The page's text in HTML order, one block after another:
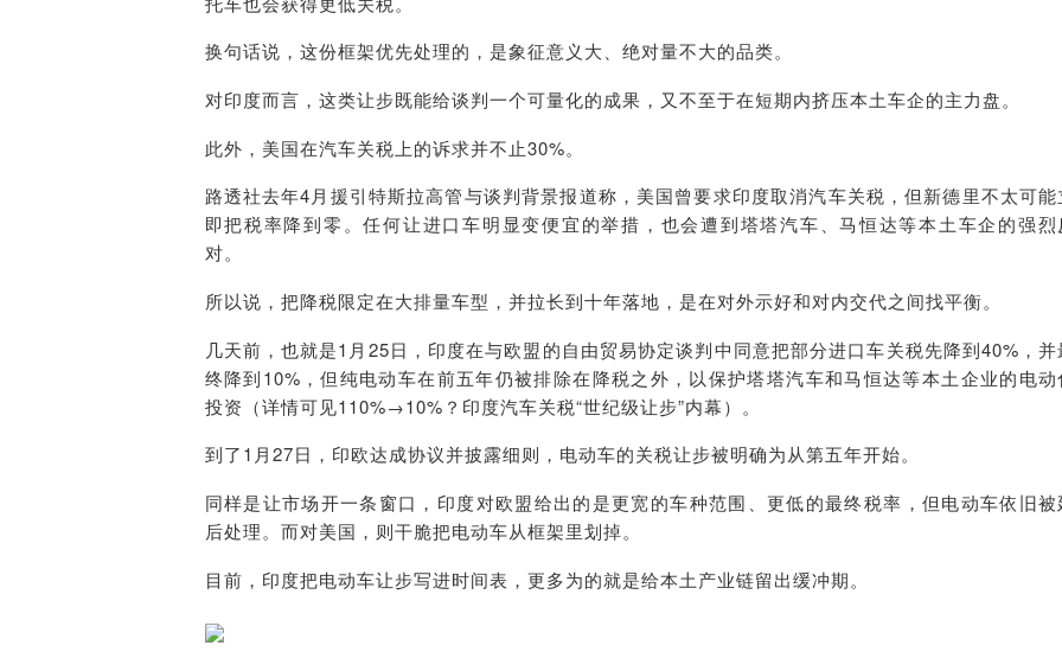
换句话说，这份框架优先处理的，是象征意义大、绝对量不大的品类。
对印度而言，这类让步既能给谈判一个可量化的成果，又不至于在短期内挤压本土车企的主力盘。
此外，美国在汽车关税上的诉求并不止30%。
路透社去年4月援引特斯拉高管与谈判背景报道称，美国曾要求印度取消汽车关税，但新德里不太可能
即把税率降到零。任何让进口车明显变便宜的举措，也会遭到塔塔汽车、马恒达等本土车企的强烈
对。
所以说，把降税限定在大排量车型，并拉长到十年落地，是在对外示好和对内交代之间找平衡。
几天前，也就是1月25日，印度在与欧盟的自由贸易协定谈判中同意把部分进口车关税先降到40%，并
终降到10%，但纯电动车在前五年仍被排除在降税之外，以保护塔塔汽车和马恒达等本土企业的电动
投资（详情可见110%→10%？印度汽车关税“世纪级让步”内幕）。
到了1月27日，印欧达成协议并披露细则，电动车的关税让步被明确为从第五年开始。
同样是让市场开一条窗口，印度对欧盟给出的是更宽的车种范围、更低的最终税率，但电动车依旧被
后处理。而对美国，则干脆把电动车从框架里划掉。
目前，印度把电动车让步写进时间表，更多为的就是给本土产业链留出缓冲期。